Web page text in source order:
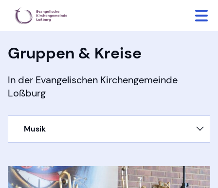
Gruppen & Kreise
In der Evangelischen Kirchengemeinde
Loßburg
Musik